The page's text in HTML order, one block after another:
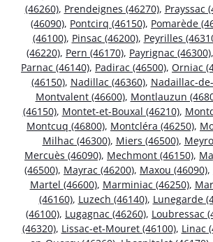
(46260), Prendeignes (46270), Prayssac
(46090), Pontcirq (46150), Pomarède
(46100), Pinsac (46200), Peyrilles
(46220), Pern (46170), Payrignac (46300),
Parnac (46140), Padirac (46500), Orniac
(46150), Nadillac (46360), Nadaillac-
Montvalent (46600), Montlauzun
(46150), Montet-et-Bouxal (46210),
Montcuq (46800), Montcléra (46250),
Milhac (46300), Miers (46500),
Mercuès (46090), Mechmont (46150),
(46500), Mayrac (46200), Maxou (46090),
Martel (46600), Marminiac (46250),
(46160), Luzech (46140), Lunegarde
(46100), Lugagnac (46260), Loubressac
(46320), Lissac-et-Mouret (46100), Linac